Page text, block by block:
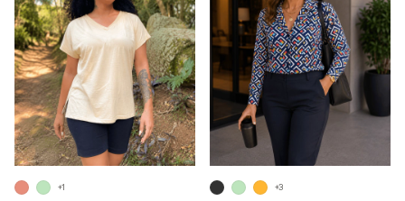
+1 +3